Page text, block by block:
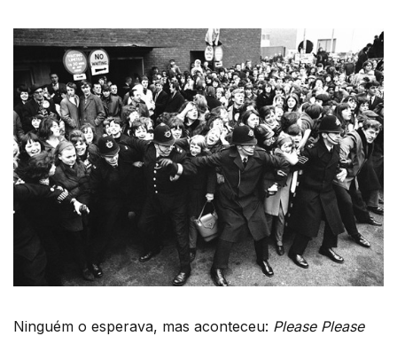
Ninguém o esperava, mas aconteceu: Please Please